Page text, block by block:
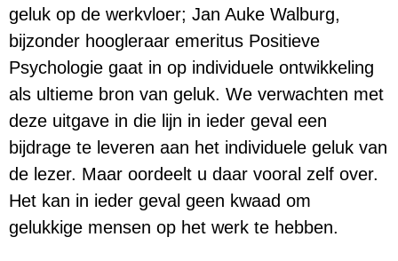
geluk op de werkvloer; Jan Auke Walburg,
bijzonder hoogleraar emeritus Positieve
Psychologie gaat in op individuele ontwikkeling
als ultieme bron van geluk. We verwachten met
deze uitgave in die lijn in ieder geval een
bijdrage te leveren aan het individuele geluk van
de lezer. Maar oordeelt u daar vooral zelf over.
Het kan in ieder geval geen kwaad om
gelukkige mensen op het werk te hebben.